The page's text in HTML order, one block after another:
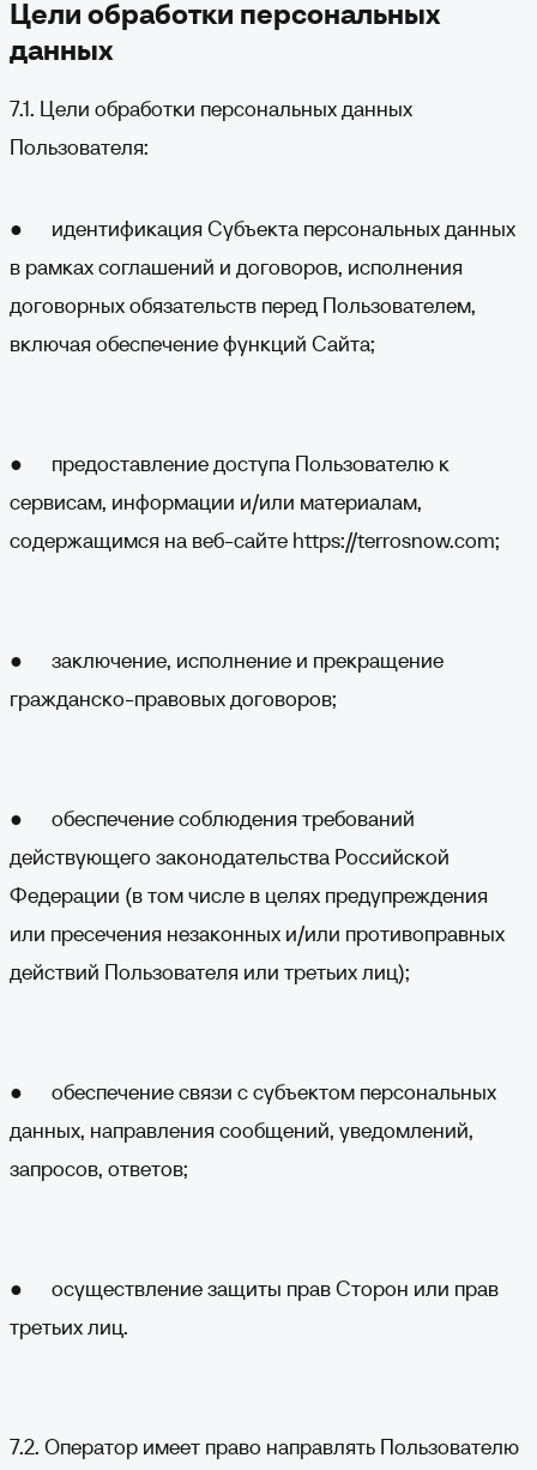
Цели обработки персональных
данных
7.1. Цели обработки персональных данных
Пользователя:
● идентификация Субъекта персональных данных
в рамках соглашений и договоров, исполнения
договорных обязательств перед Пользователем,
включая обеспечение функций Сайта;
● предоставление доступа Пользователю к
сервисам, информации и/или материалам,
содержащимся на веб-сайте https://terrosnow.com;
● заключение, исполнение и прекращение
гражданско-правовых договоров;
● обеспечение соблюдения требований
действующего законодательства Российской
Федерации (в том числе в целях предупреждения
или пресечения незаконных и/или противоправных
действий Пользователя или третьих лиц);
● обеспечение связи с субъектом персональных
данных, направления сообщений, уведомлений,
запросов, ответов;
● осуществление защиты прав Сторон или прав
третьих лиц.
7.2. Оператор имеет право направлять Пользователю